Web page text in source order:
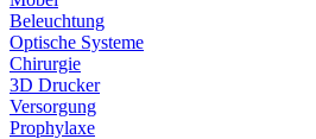
Beleuchtung
Optische Systeme
Chirurgie
3D Drucker
Versorgung
Prophylaxe